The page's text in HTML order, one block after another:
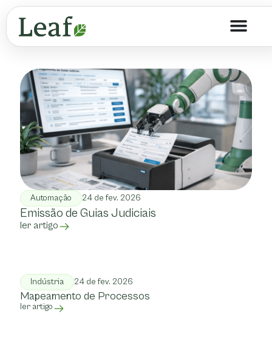
Automação 24 de fev. 2026
Emissão de Guias Judiciais
ler artigo
Indústria 24 de fev. 2026
Mapeamento de Processos
ler artigo